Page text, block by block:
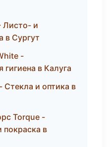
Листо- и
в Сургут
-
в Калуга
и оптика в
Torque -
покраска в